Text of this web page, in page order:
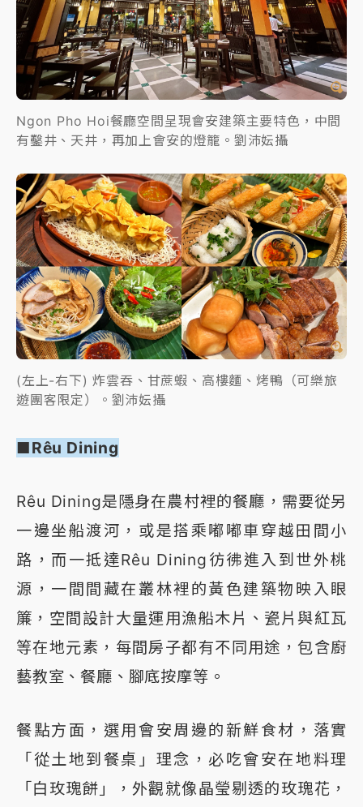
Ngon Pho Hoi餐廳空間呈現會安建築主要特色，中間
有鑿井、天井，再加上會安的燈籠。劉沛妘攝
(左上-右下) 炸雲吞、甘蔗蝦、高樓麵、烤鴨（可樂旅
遊團客限定）。劉沛妘攝
■Rêu Dining
Rêu Dining是隱身在農村裡的餐廳，需要從另
一邊坐船渡河，或是搭乘嘟嘟車穿越田間小
路，而一抵達Rêu Dining彷彿進入到世外桃
源，一間間藏在叢林裡的黃色建築物映入眼
簾，空間設計大量運用漁船木片、瓷片與紅瓦
等在地元素，每間房子都有不同用途，包含廚
藝教室、餐廳、腳底按摩等。
餐點方面，選用會安周邊的新鮮食材，落實
「從土地到餐桌」理念，必吃會安在地料理
「白玫瑰餅」，外觀就像晶瑩剔透的玫瑰花，